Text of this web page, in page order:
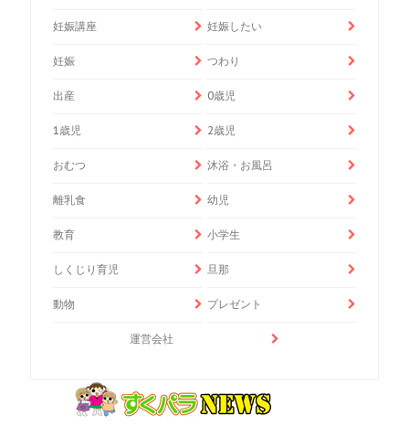
妊娠講座 妊娠したい
妊娠 つわり
出産 0歳児
1歳児 2歳児
おむつ 沐浴・お風呂
離乳食 幼児
教育 小学生
しくじり育児 旦那
動物 プレゼント
運営会社